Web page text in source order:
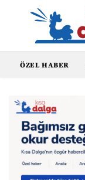
ÖZEL HABER